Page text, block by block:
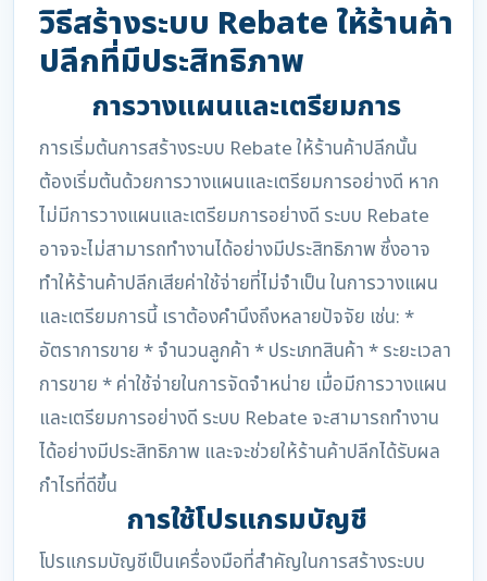
วิธีสร้างระบบ Rebate ให้ร้านค้า
ปลีกที่มีประสิทธิภาพ
การวางแผนและเตรียมการ
การเริ่มต้นการสร้างระบบ Rebate ให้ร้านค้าปลีกนั้น
ต้องเริ่มต้นด้วยการวางแผนและเตรียมการอย่างดี หาก
ไม่มีการวางแผนและเตรียมการอย่างดี ระบบ Rebate
อาจจะไม่สามารถทำงานได้อย่างมีประสิทธิภาพ ซึ่งอาจ
ทำให้ร้านค้าปลีกเสียค่าใช้จ่ายที่ไม่จำเป็น ในการวางแผน
และเตรียมการนี้ เราต้องคำนึงถึงหลายปัจจัย เช่น: *
อัตราการขาย * จำนวนลูกค้า * ประเภทสินค้า * ระยะเวลา
การขาย * ค่าใช้จ่ายในการจัดจำหน่าย เมื่อมีการวางแผน
และเตรียมการอย่างดี ระบบ Rebate จะสามารถทำงาน
ได้อย่างมีประสิทธิภาพ และจะช่วยให้ร้านค้าปลีกได้รับผล
กำไรที่ดีขึ้น
การใช้โปรแกรมบัญชี
โปรแกรมบัญชีเป็นเครื่องมือที่สำคัญในการสร้างระบบ